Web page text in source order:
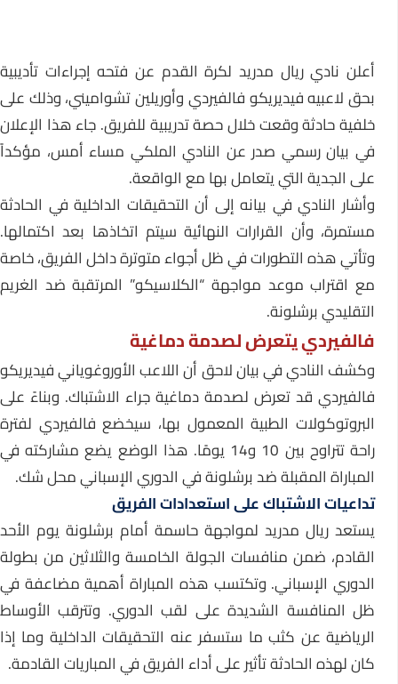
أعلن نادي ريال مدريد لكرة القدم عن فتحه إجراءات تأديبية
بحق لاعبيه فيديريكو فالفيردي وأوريلين تشواميني، وذلك على
خلفية حادثة وقعت خلال حصة تدريبية للفريق. جاء هذا الإعلان
في بيان رسمي صدر عن النادي الملكي مساء أمس، مؤكداً
على الجدية التي يتعامل بها مع الواقعة.
وأشار النادي في بيانه إلى أن التحقيقات الداخلية في الحادثة
مستمرة، وأن القرارات النهائية سيتم اتخاذها بعد اكتمالها.
وتأتي هذه التطورات في ظل أجواء متوترة داخل الفريق، خاصة
مع اقتراب موعد مواجهة “الكلاسيكو” المرتقبة ضد الغريم
التقليدي برشلونة.
فالفيردي يتعرض لصدمة دماغية
وكشف النادي في بيان لاحق أن اللاعب الأوروغوياني فيديريكو
فالفيردي قد تعرض لصدمة دماغية جراء الاشتباك. وبناءً على
البروتوكولات الطبية المعمول بها، سيخضع فالفيردي لفترة
راحة تتراوح بين 10 و14 يومًا. هذا الوضع يضع مشاركته في
المباراة المقبلة ضد برشلونة في الدوري الإسباني محل شك.
تداعيات الاشتباك على استعدادات الفريق
يستعد ريال مدريد لمواجهة حاسمة أمام برشلونة يوم الأحد
القادم، ضمن منافسات الجولة الخامسة والثلاثين من بطولة
الدوري الإسباني. وتكتسب هذه المباراة أهمية مضاعفة في
ظل المنافسة الشديدة على لقب الدوري. وتترقب الأوساط
الرياضية عن كثب ما ستسفر عنه التحقيقات الداخلية وما إذا
كان لهذه الحادثة تأثير على أداء الفريق في المباريات القادمة.